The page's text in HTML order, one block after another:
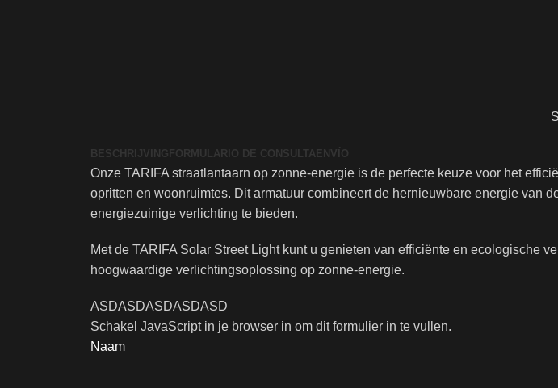
BESCHRIJVING FORMULARIO DE CONSULTA ENVÍO
Onze TARIFA straatlantaarn op zonne-energie is de perfecte keuze voor het
opritten en woonruimtes. Dit armatuur combineert de hernieuwbare energie van
energiezuinige verlichting te bieden.
Met de TARIFA Solar Street Light kunt u genieten van efficiënte en ecologische
hoogwaardige verlichtingsoplossing op zonne-energie.
ASDASDASDASDASD
Schakel JavaScript in je browser in om dit formulier in te vullen.
Naam